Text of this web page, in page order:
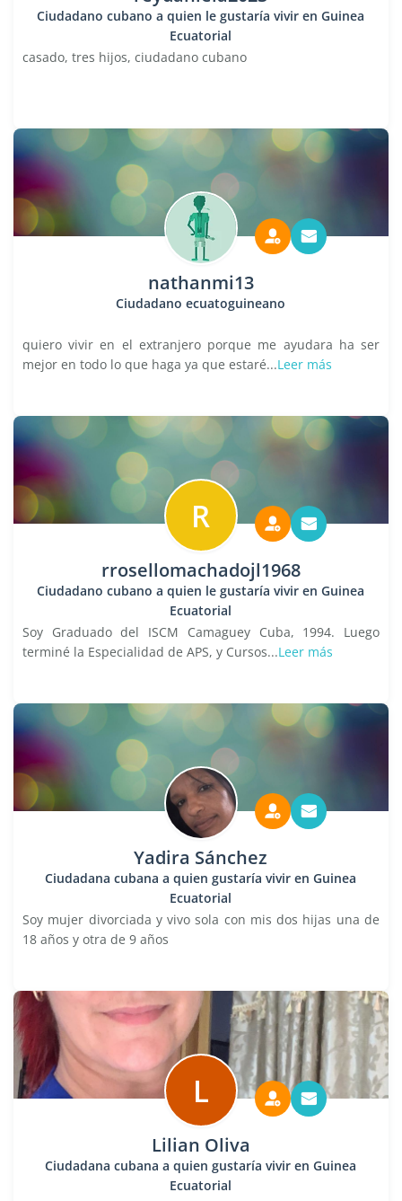
Ciudadano cubano a quien le gustaría vivir en Guinea
Ecuatorial
casado, tres hijos, ciudadano cubano
nathanmi13
Ciudadano ecuatoguineano
quiero vivir en el extranjero porque me ayudara ha ser
mejor en todo lo que haga ya que estaré...Leer más
R
rrosellomachadojl1968
Ciudadano cubano a quien le gustaría vivir en Guinea
Ecuatorial
Soy Graduado del ISCM Camaguey Cuba, 1994. Luego
terminé la Especialidad de APS, y Cursos...Leer más
Yadira Sánchez
Ciudadana cubana a quien gustaría vivir en Guinea
Ecuatorial
Soy mujer divorciada y vivo sola con mis dos hijas una de
18 años y otra de 9 años
L
Lilian Oliva
Ciudadana cubana a quien gustaría vivir en Guinea
Ecuatorial